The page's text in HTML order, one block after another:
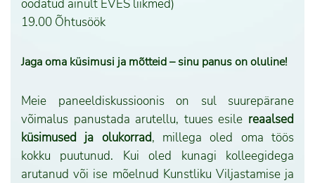
oodatud ainult EVES liikmed)
19.00 Õhtusöök
Jaga oma küsimusi ja mõtteid – sinu panus on oluline!
Meie paneeldiskussioonis on sul suurepärane
võimalus panustada arutellu, tuues esile reaalsed
küsimused ja olukorrad, millega oled oma töös
kokku puutunud. Kui oled kunagi kolleegidega
arutanud või ise mõelnud Kunstliku Viljastamise ja